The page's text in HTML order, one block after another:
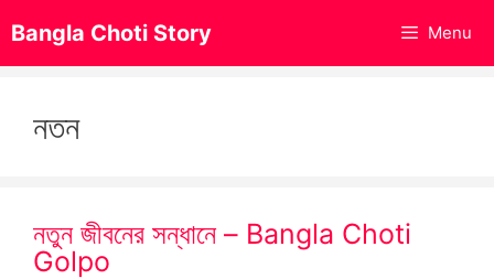
to
content
Bangla Choti Story Menu
নতন
নতুন জীবনের সন্ধানে – Bangla Choti
Golpo